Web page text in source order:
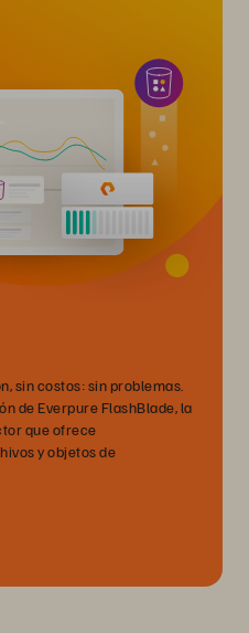
sin costos: sin problemas.
de Everpure FlashBlade, la
que ofrece
y objetos de